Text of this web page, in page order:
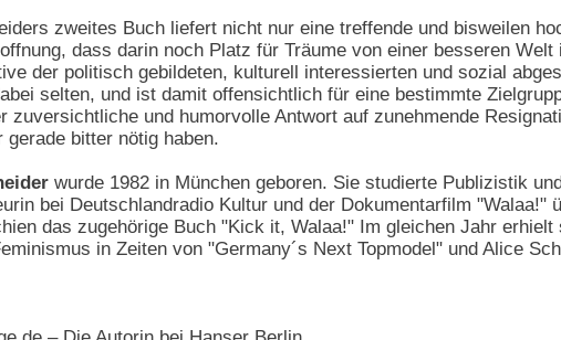
zweites Buch liefert nicht nur eine treffende und bisweilen
dass darin noch Platz für Träume von einer besseren
der politisch gebildeten, kulturell interessierten und sozial
selten, und ist damit offensichtlich für eine bestimmte
zuversichtliche und humorvolle Antwort auf zunehmende
bitter nötig haben.
wurde 1982 in München geboren. Sie studierte Publizistik
bei Deutschlandradio Kultur und der Dokumentarfilm
das zugehörige Buch "Kick it, Walaa!" Im gleichen Jahr
in Zeiten von "Germany´s Next Topmodel" und Alice